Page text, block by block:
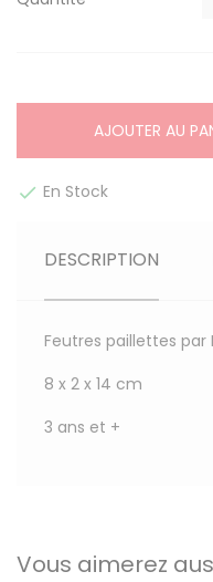
AJOUTER AU
 En Stock
DESCRIPTION
Feutres paillettes par
8 x 2 x 14 cm
3 ans et +
Vous aimerez